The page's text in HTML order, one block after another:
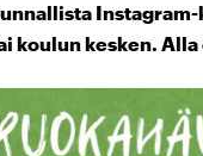
koulun kesken.